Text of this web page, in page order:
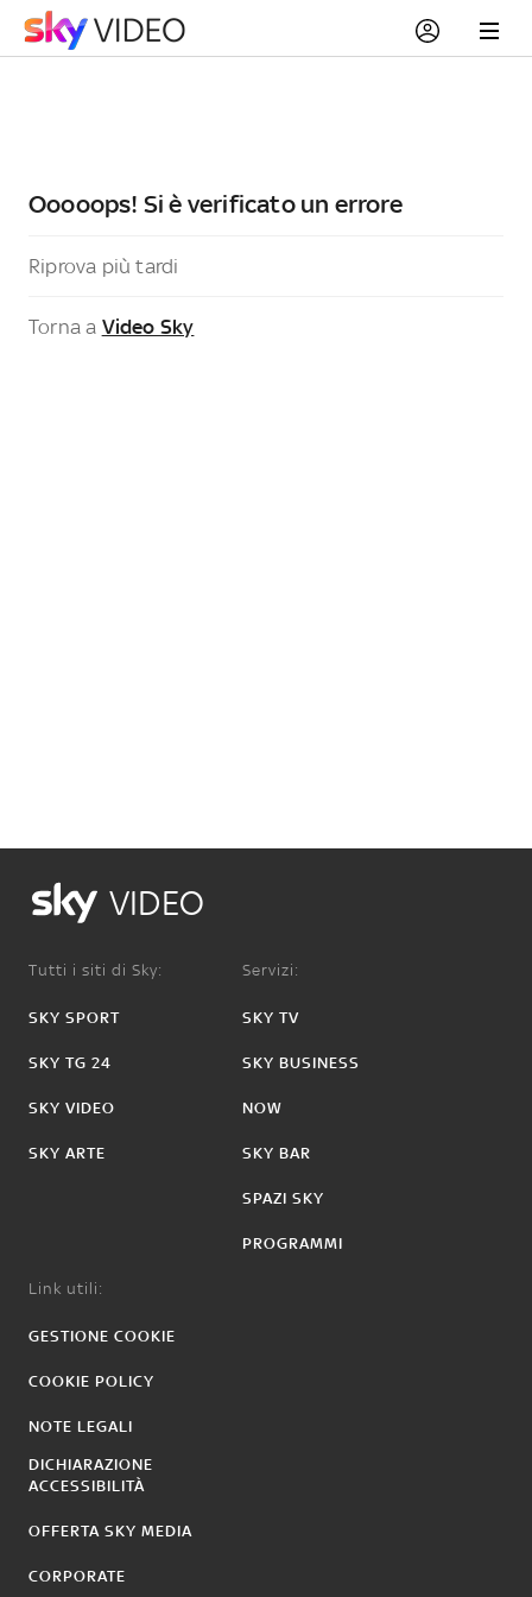
Ooooops! Si è verificato un errore
Riprova più tardi
Torna a Video Sky
VIDEO
Tutti i siti di Sky:
SKY SPORT
SKY TG 24
SKY VIDEO
SKY ARTE
Servizi:
SKY TV
SKY BUSINESS
NOW
SKY BAR
SPAZI SKY
PROGRAMMI
Link utili:
GESTIONE COOKIE
COOKIE POLICY
NOTE LEGALI
DICHIARAZIONE
ACCESSIBILITÀ
OFFERTA SKY MEDIA
CORPORATE